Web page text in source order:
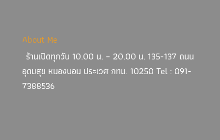
About Me
ร้านเปิดทุกวัน 10.00 น. – 20.00 น. 135-137 ถนน
อุดมสุข หนองบอน ประเวศ กทม. 10250 Tel : 091-
7388536